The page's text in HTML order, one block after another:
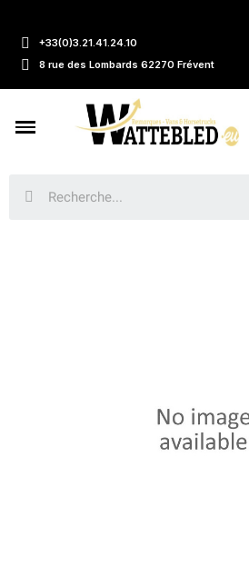
+33(0)3.21.41.24.10
8 rue des Lombards 62270 Frévent